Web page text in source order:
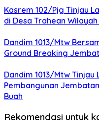
Kasrem 102/Pjg Tinjau
di Desa Trahean
Dandim 1013/Mtw
Ground Breaking
Dandim 1013/Mtw
Pembangunan
Buah
Rekomendasi untuk